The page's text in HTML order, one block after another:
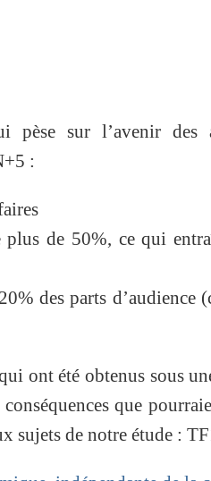
pèse sur l’avenir des
:
de 50%, ce qui
des parts d’audience
ont été obtenus sous
que
sujets de notre étude :